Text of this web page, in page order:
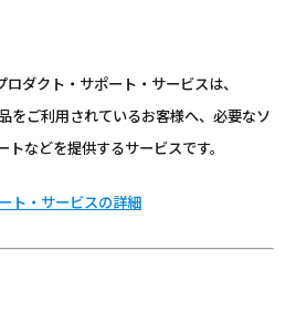
ダクト・サポート・サービスは、
をご利用されているお客様へ、必要なソ
などを提供するサービスです。
ト・サービスの詳細